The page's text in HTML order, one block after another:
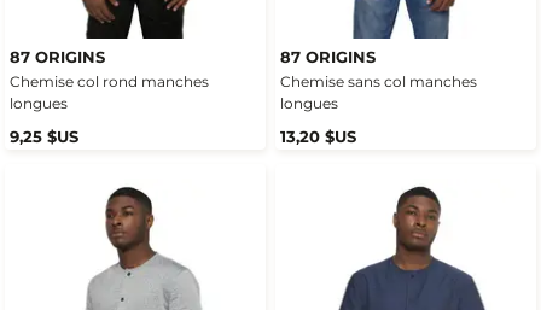
87 ORIGINS
Chemise col rond manches
longues
9,25 $US
87 ORIGINS
Chemise sans col manches
longues
13,20 $US